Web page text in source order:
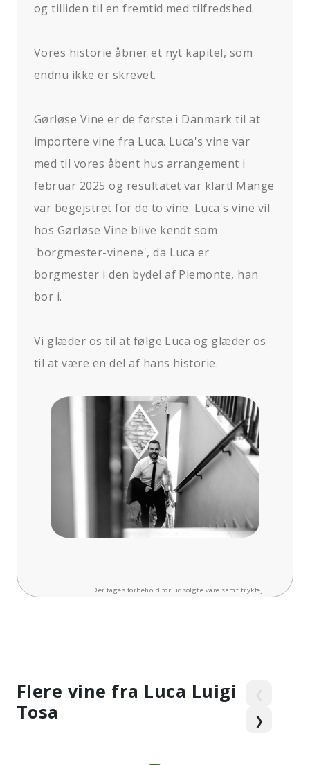
og tilliden til en fremtid med tilfredshed.
Vores historie åbner et nyt kapitel, som
endnu ikke er skrevet.
Gørløse Vine er de første i Danmark til at
importere vine fra Luca. Luca's vine var
med til vores åbent hus arrangement i
februar 2025 og resultatet var klart! Mange
var begejstret for de to vine. Luca's vine vil
hos Gørløse Vine blive kendt som
'borgmester-vinene', da Luca er
borgmester i den bydel af Piemonte, han
bor i.
Vi glæder os til at følge Luca og glæder os
til at være en del af hans historie.
Der tages forbehold for udsolgte vare samt trykfejl.
Flere vine fra Luca Luigi
Tosa
❯